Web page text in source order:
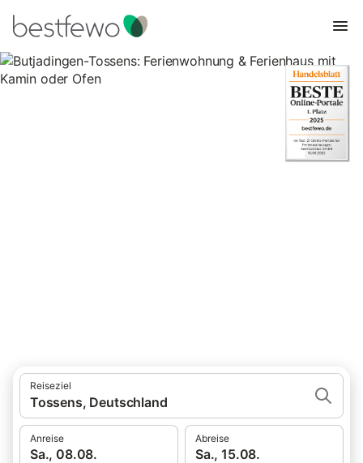
Reiseziel
Tossens, Deutschland
Anreise
Sa., 08.08.
Abreise
Sa., 15.08.